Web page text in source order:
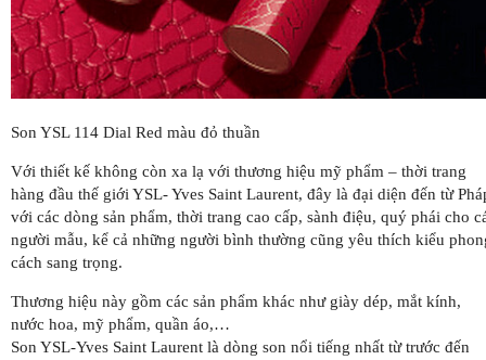
Son YSL 114 Dial Red màu đỏ thuần
Với thiết kế không còn xa lạ với thương hiệu mỹ phẩm – thời trang
hàng đầu thế giới YSL- Yves Saint Laurent, đây là đại diện đến từ
với các dòng sản phẩm, thời trang cao cấp, sành điệu, quý phái cho
người mẫu, kể cả những người bình thường cũng yêu thích kiểu
cách sang trọng.
Thương hiệu này gồm các sản phẩm khác như giày dép, mắt kính,
nước hoa, mỹ phẩm, quần áo,…
Son YSL-Yves Saint Laurent là dòng son nổi tiếng nhất từ trước đến